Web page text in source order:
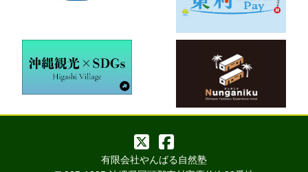
有限会社やんばる自然塾